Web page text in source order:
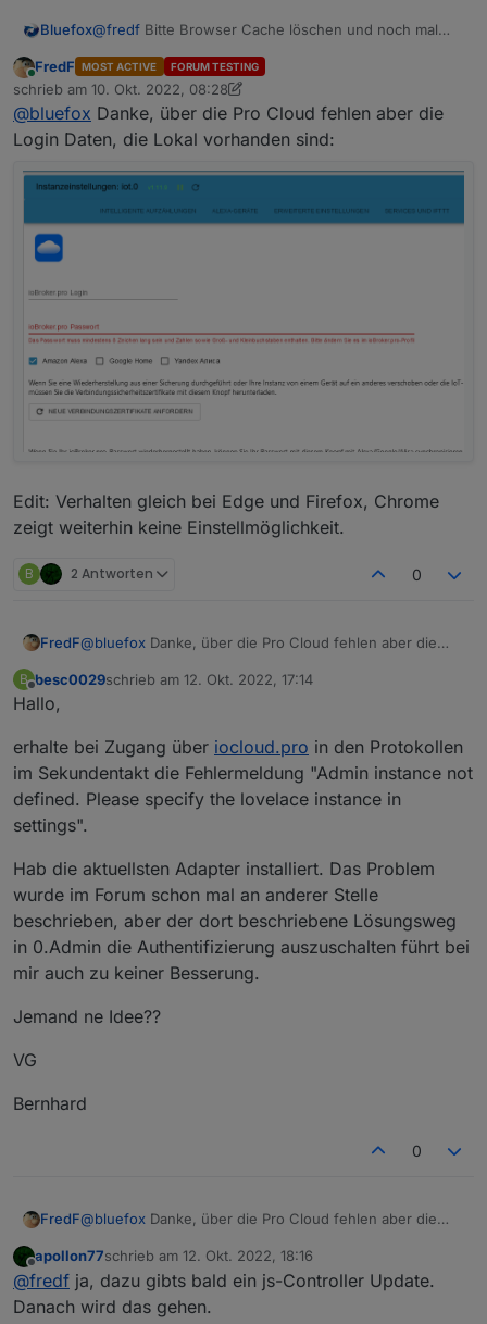
Bluefox@fredf Bitte Browser Cache löschen und noch mal
Online
FredF MOST ACTIVE FORUM TESTING
schrieb am 10. Okt. 2022, 08:28
zuletzt editiert von FredF 10. Okt. 2022, 10:32
@bluefox Danke, über die Pro Cloud fehlen aber die
Login Daten, die Lokal vorhanden sind:
Edit: Verhalten gleich bei Edge und Firefox, Chrome
zeigt weiterhin keine Einstellmöglichkeit.
B 2 Antworten 0
FredF@bluefox Danke, über die Pro Cloud fehlen aber die
Edit: Verhalten gleich bei Edge und Firefox, Chrome
B
Offline
besc0029schrieb am 12. Okt. 2022, 17:14
zuletzt editiert von
Hallo,
erhalte bei Zugang über iocloud.pro in den Protokollen
im Sekundentakt die Fehlermeldung "Admin instance not
defined. Please specify the lovelace instance in
settings".
Hab die aktuellsten Adapter installiert. Das Problem
wurde im Forum schon mal an anderer Stelle
beschrieben, aber der dort beschriebene Lösungsweg
in 0.Admin die Authentifizierung auszuschalten führt bei
mir auch zu keiner Besserung.
Jemand ne Idee??
VG
Bernhard
0
FredF@bluefox Danke, über die Pro Cloud fehlen aber die
Edit: Verhalten gleich bei Edge und Firefox, Chrome
zeigt weiterhin keine Einstellmöglichkeit.
Offline
apollon77schrieb am 12. Okt. 2022, 18:16
zuletzt editiert von
@fredf ja, dazu gibts bald ein js-Controller Update.
Danach wird das gehen.